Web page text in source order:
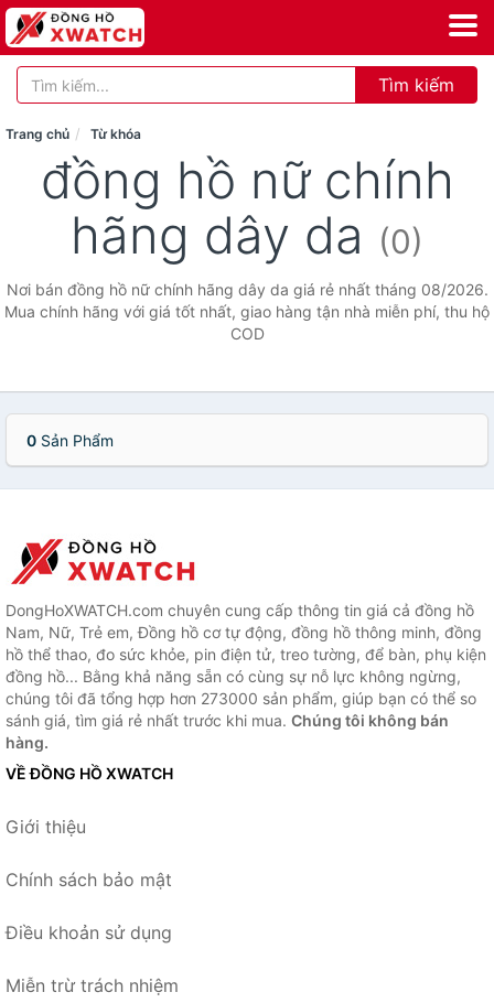
Tìm kiếm
Trang chủ Từ khóa
đồng hồ nữ chính
hãng dây da (0)
Nơi bán đồng hồ nữ chính hãng dây da giá rẻ nhất tháng 08/2026.
Mua chính hãng với giá tốt nhất, giao hàng tận nhà miễn phí, thu hộ
COD
0 Sản Phẩm
DongHoXWATCH.com chuyên cung cấp thông tin giá cả đồng hồ
Nam, Nữ, Trẻ em, Đồng hồ cơ tự động, đồng hồ thông minh, đồng
hồ thể thao, đo sức khỏe, pin điện tử, treo tường, để bàn, phụ kiện
đồng hồ... Bằng khả năng sẵn có cùng sự nỗ lực không ngừng,
chúng tôi đã tổng hợp hơn 273000 sản phẩm, giúp bạn có thể so
sánh giá, tìm giá rẻ nhất trước khi mua. Chúng tôi không bán
hàng.
VỀ ĐỒNG HỒ XWATCH
Giới thiệu
Chính sách bảo mật
Điều khoản sử dụng
Miễn trừ trách nhiệm